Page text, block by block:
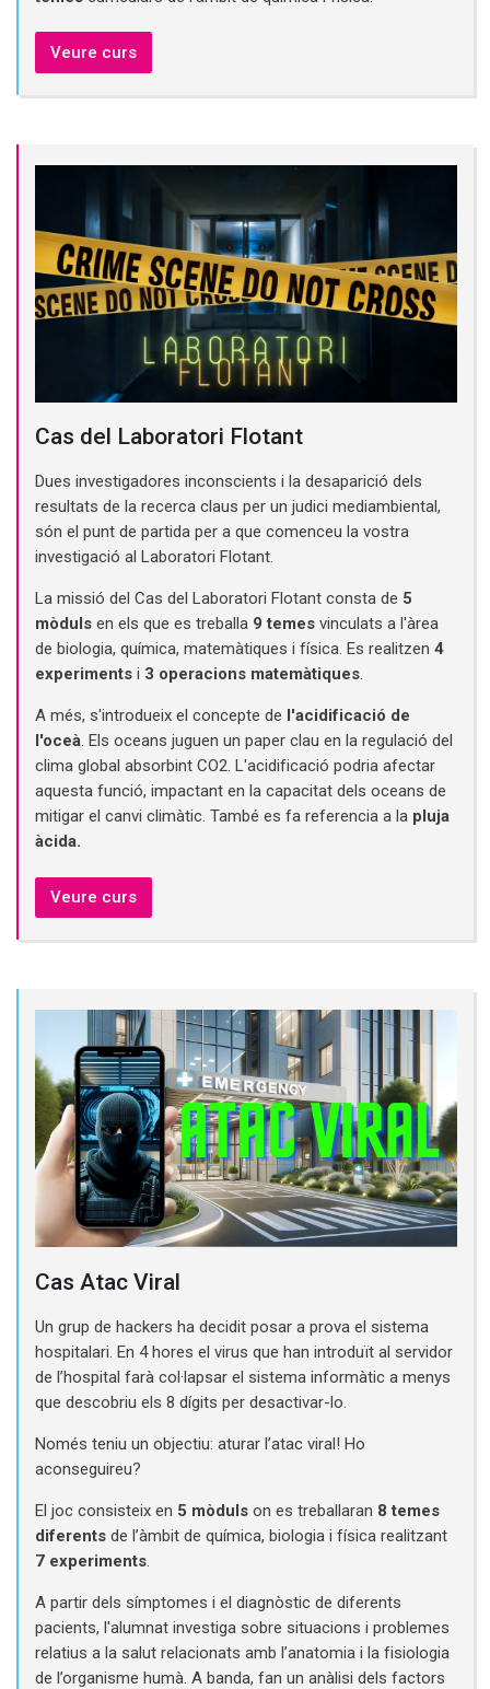
Veure curs
Cas del Laboratori Flotant
Dues investigadores inconscients i la desaparició dels
resultats de la recerca claus per un judici mediambiental,
són el punt de partida per a que comenceu la vostra
investigació al Laboratori Flotant.
La missió del Cas del Laboratori Flotant consta de 5
mòduls en els que es treballa 9 temes vinculats a l'àrea
de biologia, química, matemàtiques i física. Es realitzen 4
experiments i 3 operacions matemàtiques.
A més, s'introdueix el concepte de l'acidificació de
l'oceà. Els oceans juguen un paper clau en la regulació del
clima global absorbint CO2. L'acidificació podria afectar
aquesta funció, impactant en la capacitat dels oceans de
mitigar el canvi climàtic. També es fa referencia a la pluja
àcida.
Veure curs
Cas Atac Viral
Un grup de hackers ha decidit posar a prova el sistema
hospitalari. En 4 hores el virus que han introduït al servidor
de l’hospital farà col·lapsar el sistema informàtic a menys
que descobriu els 8 dígits per desactivar-lo.
Només teniu un objectiu: aturar l’atac viral! Ho
aconseguireu?
El joc consisteix en 5 mòduls on es treballaran 8 temes
diferents de l’àmbit de química, biologia i física realitzant
7 experiments.
A partir dels símptomes i el diagnòstic de diferents
pacients, l'alumnat investiga sobre situacions i problemes
relatius a la salut relacionats amb l’anatomia i la fisiologia
de l’organisme humà. A banda, fan un anàlisi dels factors